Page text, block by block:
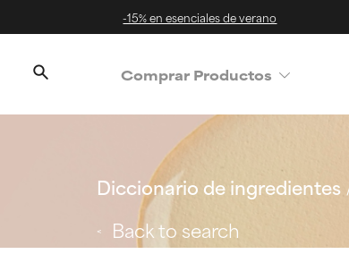
-15% en esenciales de verano
Comprar Productos
Diccionario de ingredientes
Back to search